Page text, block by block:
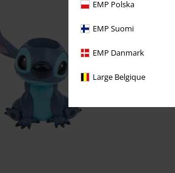
EMP Polska
EMP Suomi
EMP Danmark
Large Belgique